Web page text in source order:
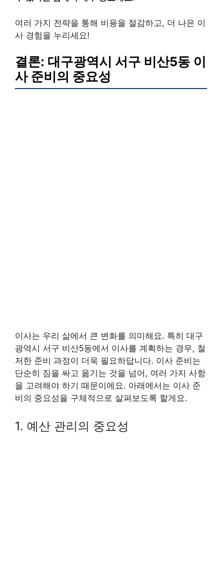
여러 가지 전략을 통해 비용을 절감하고, 더 나은 이
사 경험을 누리세요!
결론: 대구광역시 서구 비산5동 이
사 준비의 중요성
이사는 우리 삶에서 큰 변화를 의미해요. 특히 대구
광역시 서구 비산5동에서 이사를 계획하는 경우, 철
저한 준비 과정이 더욱 필요하답니다. 이사 준비는
단순히 짐을 싸고 옮기는 것을 넘어, 여러 가지 사항
을 고려해야 하기 때문이에요. 아래에서는 이사 준
비의 중요성을 구체적으로 살펴보도록 할게요.
1. 예산 관리의 중요성